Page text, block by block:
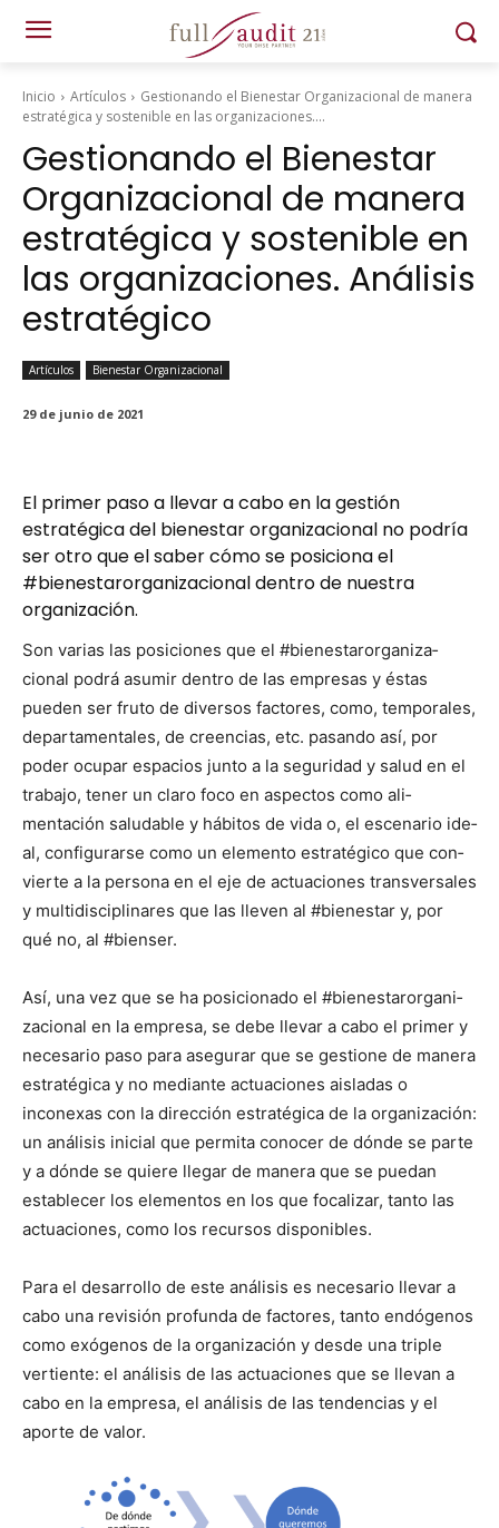
Inicio Artículos
Gestionando el Bienestar Organizacional de manera
estratégica y sostenible en las organizaciones....
Gestionando el Bienestar
Organizacional de manera
estratégica y sostenible en
las organizaciones. Análisis
estratégico
Artículos Bienestar Organizacional
29 de junio de 2021
El primer paso a llevar a cabo en la gestión
estratégica del bienestar organizacional no podría
ser otro que el saber cómo se posiciona el
#bienestarorganizacional dentro de nuestra
organización.
Son varias las posi­ciones que el #bien­es­taror­ga­ni­za­
cional podrá asumir den­tro de las empre­sas y éstas
pueden ser fru­to de diver­sos fac­tores, como, tem­po­rales,
depar­ta­men­tales, de creen­cias, etc. pasan­do así, por
poder ocu­par espa­cios jun­to a la seguri­dad y salud en el
tra­ba­jo, ten­er un claro foco en aspec­tos como ali­
mentación salud­able y hábitos de vida o, el esce­nario ide­
al, con­fig­u­rarse como un ele­men­to estratégi­co que con­
vierte a la per­sona en el eje de actua­ciones trans­ver­sales
y mul­ti­dis­ci­pli­nares que las lleven al #bien­es­tar y, por
qué no, al #bienser.
Así, una vez que se ha posi­ciona­do el #bien­es­taror­ga­ni­
za­cional en la empre­sa, se debe lle­var a cabo el primer y
nece­sario paso para ase­gu­rar que se ges­tione de man­era
estratég­i­ca y no medi­ante actua­ciones ais­ladas o
inconexas con la direc­ción estratég­i­ca de la orga­ni­zación:
un análi­sis ini­cial que per­mi­ta cono­cer de dónde se parte
y a dónde se quiere lle­gar de man­era que se puedan
estable­cer los ele­men­tos en los que focalizar, tan­to las
actua­ciones, como los recur­sos disponibles.
Para el desar­rol­lo de este análi­sis es nece­sario lle­var a
cabo una revisión pro­fun­da de fac­tores, tan­to endógenos
como exógenos de la orga­ni­zación y des­de una triple
ver­tiente: el análi­sis de las actua­ciones que se lle­van a
cabo en la empre­sa, el análi­sis de las ten­den­cias y el
aporte de val­or.